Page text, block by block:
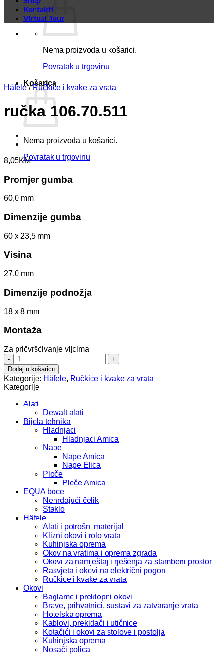
Nema proizvoda u košarici.
Povratak u trgovinu
Košarica
Nema proizvoda u košarici.
Povratak u trgovinu
Kontakti
Virtual Tour
Häfele / Ručkice i kvake za vrata
ručka 106.70.511
8,05KM
Promjer gumba
60,0 mm
Dimenzije gumba
60 x 23,5 mm
Visina
27,0 mm
Dimenzije podnožja
18 x 8 mm
Montaža
Za pričvršćivanje vijcima
ručka
106.70.511
količina
Dodaj u košaricu
Kategorije: Häfele, Ručkice i kvake za vrata
Kategorije
Alati
Dewalt alati
Bijela tehnika
Hladnjaci
Hladnjaci Amica
Nape
Nape Amica
Nape Elica
Ploče
Ploče Amica
EQUA boce
Nehrđajući čelik
Staklo
Häfele
Alati i potrošni materijal
Klizni okovi i rolo vrata
Kuhinjska oprema
Okov na vratima i oprema zgrada
Okovi za namještaj i rješenja za stambeni prostor
Rasvjeta i okovi na električni pogon
Ručkice i kvake za vrata
Okovi
Baglame i preklopni okovi
Brave, prihvatnici, sustavi za zatvaranje vrata
Hotelska oprema
Kablovi, prekidači i utičnice
Kotačići i okovi za stolove i postolja
Kuhinjska oprema
Nosači polica